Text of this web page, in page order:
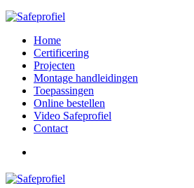
Home
Certificering
Projecten
Montage handleidingen
Toepassingen
Online bestellen
Video Safeprofiel
Contact